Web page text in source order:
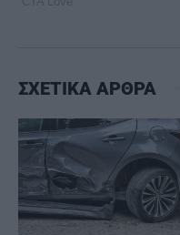
ΣΧΕΤΙΚΑ ΑΡΘΡΑ